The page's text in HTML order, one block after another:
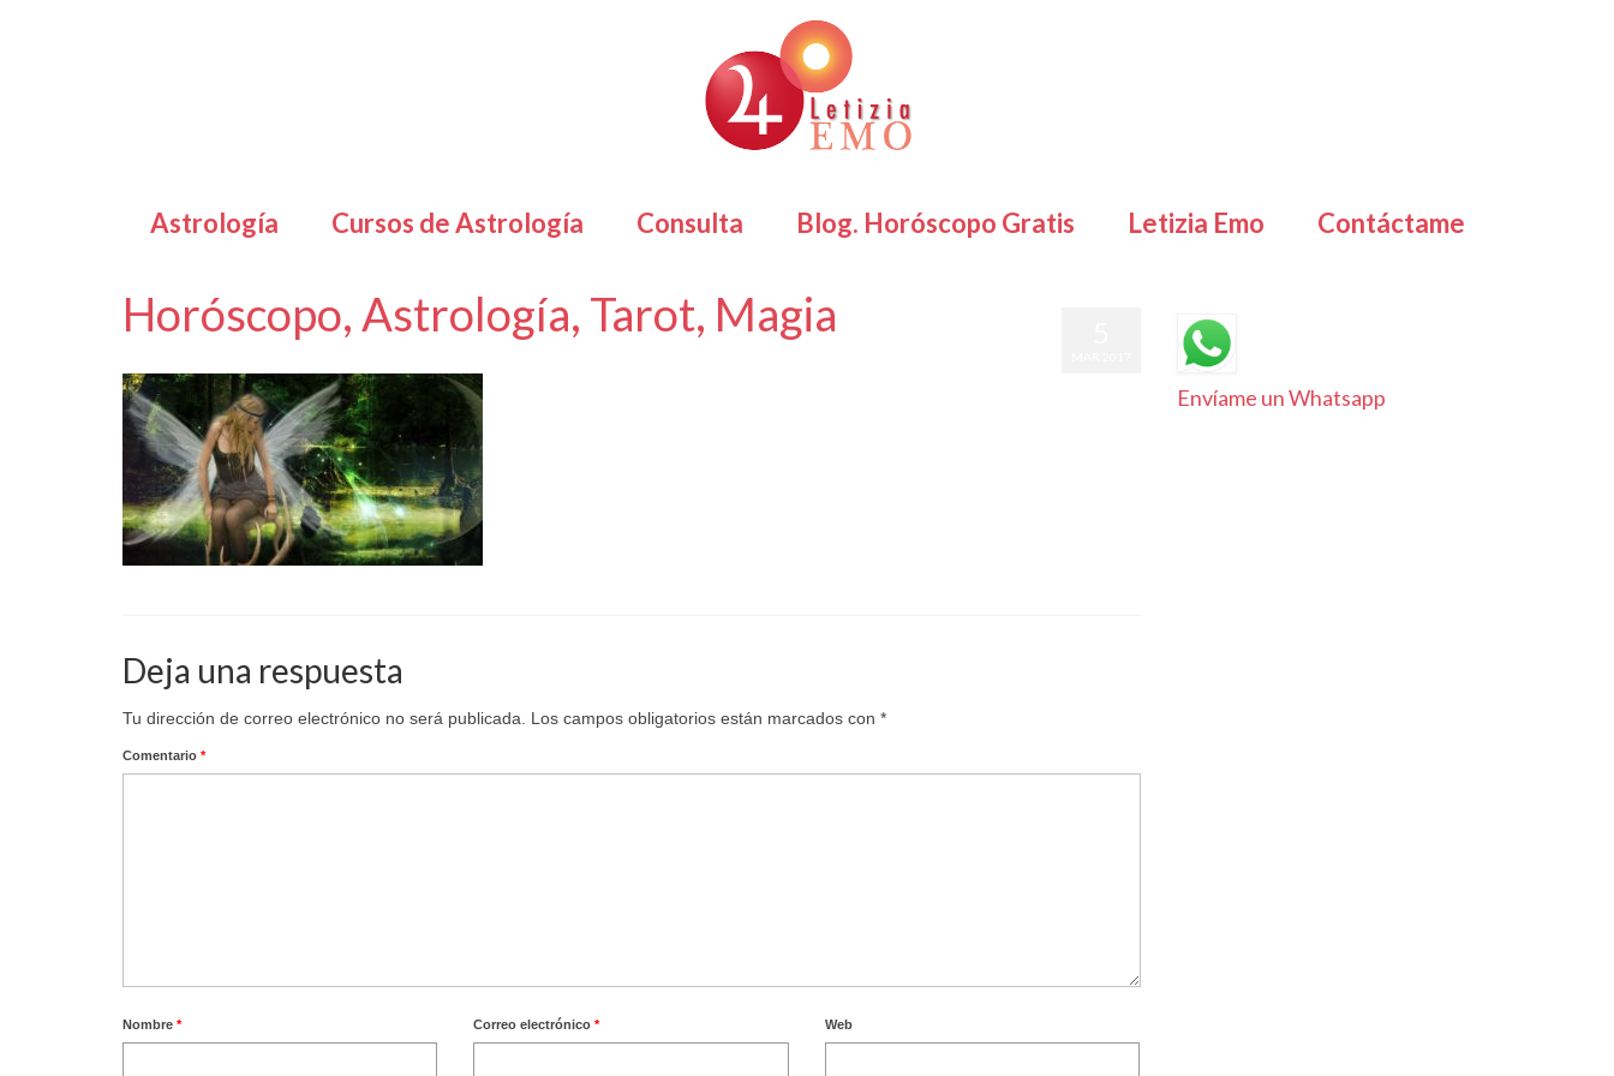
Astrología Cursos de Astrología Consulta Blog. Horóscopo Gratis Letizia Emo Contáctame
Horóscopo, Astrología, Tarot, Magia
Deja una respuesta
Tu dirección de correo electrónico no será publicada. Los campos obligatorios están marcados con *
Comentario *
Nombre * Correo electrónico* Web
Envíame un Whatsapp